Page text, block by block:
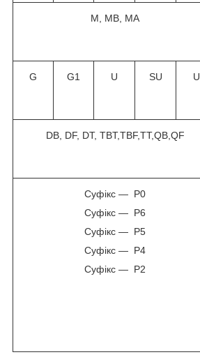
M, MB, MA
G G1 U SU U
DB, DF, DT, TBT,TBF,TT,QB,QF
Суфікс — P0
Суфікс — P6
Суфікс — P5
Суфікс — P4
Суфікс — P2